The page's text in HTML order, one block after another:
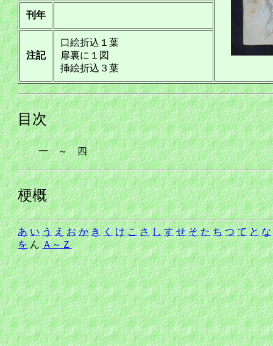
刊年
注記
口絵折込１葉
扉裏に１図
挿絵折込３葉
目次
一 ～ 四
梗概
あ い う え お か き く け こ さ し す せ そ た ち つ て と な
を んＡ～Ｚ